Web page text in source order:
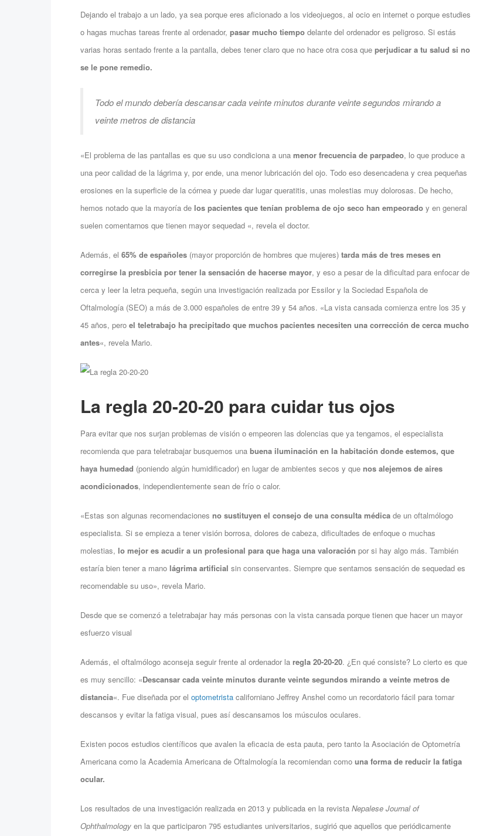
Dejando el trabajo a un lado, ya sea porque eres aficionado a los videojuegos, al ocio en internet o porque estudies
o hagas muchas tareas frente al ordenador, pasar mucho tiempo delante del ordenador es peligroso. Si estás
varias horas sentado frente a la pantalla, debes tener claro que no hace otra cosa que perjudicar a tu salud si no
se le pone remedio.
Todo el mundo debería descansar cada veinte minutos durante veinte segundos mirando a
veinte metros de distancia
«El problema de las pantallas es que su uso condiciona a una menor frecuencia de parpadeo, lo que produce a
una peor calidad de la lágrima y, por ende, una menor lubricación del ojo. Todo eso desencadena y crea pequeñas
erosiones en la superficie de la córnea y puede dar lugar queratitis, unas molestias muy dolorosas. De hecho,
hemos notado que la mayoría de los pacientes que tenían problema de ojo seco han empeorado y en general
suelen comentarnos que tienen mayor sequedad «, revela el doctor.
Además, el 65% de españoles (mayor proporción de hombres que mujeres) tarda más de tres meses en
corregirse la presbicia por tener la sensación de hacerse mayor, y eso a pesar de la dificultad para enfocar de
cerca y leer la letra pequeña, según una investigación realizada por Essilor y la Sociedad Española de
Oftalmología (SEO) a más de 3.000 españoles de entre 39 y 54 años. «La vista cansada comienza entre los 35 y
45 años, pero el teletrabajo ha precipitado que muchos pacientes necesiten una corrección de cerca mucho
antes«, revela Mario.
La regla 20-20-20 para cuidar tus ojos
Para evitar que nos surjan problemas de visión o empeoren las dolencias que ya tengamos, el especialista
recomienda que para teletrabajar busquemos una buena iluminación en la habitación donde estemos, que
haya humedad (poniendo algún humidificador) en lugar de ambientes secos y que nos alejemos de aires
acondicionados, independientemente sean de frío o calor.
«Estas son algunas recomendaciones no sustituyen el consejo de una consulta médica de un oftalmólogo
especialista. Si se empieza a tener visión borrosa, dolores de cabeza, dificultades de enfoque o muchas
molestias, lo mejor es acudir a un profesional para que haga una valoración por si hay algo más. También
estaría bien tener a mano lágrima artificial sin conservantes. Siempre que sentamos sensación de sequedad es
recomendable su uso», revela Mario.
Desde que se comenzó a teletrabajar hay más personas con la vista cansada porque tienen que hacer un mayor
esfuerzo visual
Además, el oftalmólogo aconseja seguir frente al ordenador la regla 20-20-20. ¿En qué consiste? Lo cierto es que
es muy sencillo: «Descansar cada veinte minutos durante veinte segundos mirando a veinte metros de
distancia«. Fue diseñada por el optometrista californiano Jeffrey Anshel como un recordatorio fácil para tomar
descansos y evitar la fatiga visual, pues así descansamos los músculos oculares.
Existen pocos estudios científicos que avalen la eficacia de esta pauta, pero tanto la Asociación de Optometría
Americana como la Academia Americana de Oftalmología la recomiendan como una forma de reducir la fatiga
ocular.
Los resultados de una investigación realizada en 2013 y publicada en la revista Nepalese Journal of
Ophthalmology en la que participaron 795 estudiantes universitarios, sugirió que aquellos que periódicamente